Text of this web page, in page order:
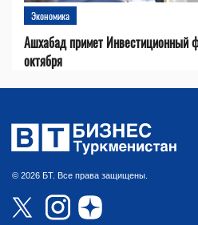
Экономика
Ашхабад примет Инвестиционный
октября
© 2026 БТ. Все права защищены.